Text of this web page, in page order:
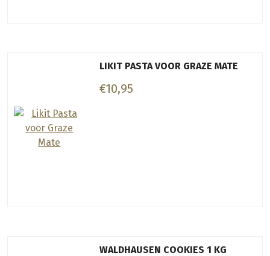
LIKIT PASTA VOOR GRAZE MATE
€10,95
WALDHAUSEN COOKIES 1 KG